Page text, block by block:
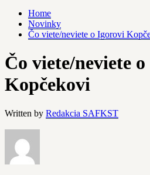
Home
Novinky
Čo viete/neviete o Igorovi
Čo viete/neviete
Kopčekovi
Written by Redakcia SAFKST